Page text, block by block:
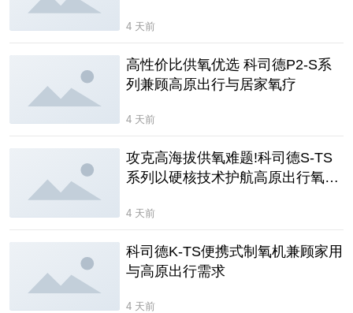
4 天前
高性价比供氧优选 科司德P2-S系
列兼顾高原出行与居家氧疗
4 天前
攻克高海拔供氧难题!科司德S-TS
系列以硬核技术护航高原出行氧护
4 天前
科司德K-TS便携式制氧机兼顾家用
与高原出行需求
4 天前